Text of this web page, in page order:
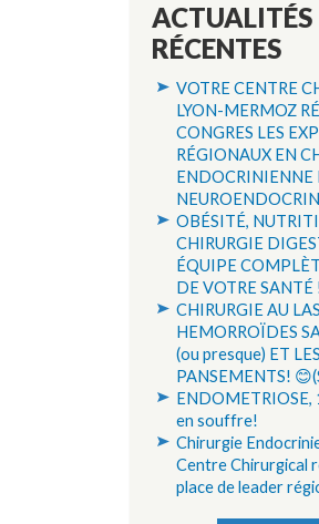
ACTUALITÉS
RÉCENTES
VOTRE CENTRE
LYON-MERMOZ
CONGRES LES
RÉGIONAUX EN
ENDOCRINIENNE
OBÉSITÉ,
CHIRURGIE
ÉQUIPE
DE VOTRE SANTÉ
CHIRURGIE AU
HEMORROÏDES
(ou presque) ET
PANSEMENTS!
ENDOMETRIOSE,
en souffre!
Chirurgie
Centre Chirurgical
place de leader